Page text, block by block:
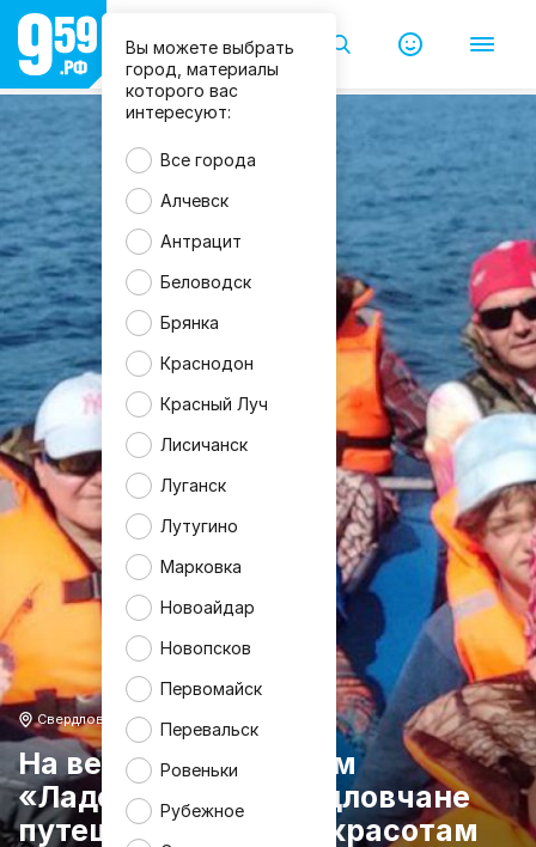
Вы можете выбрать
город, материалы
которого вас
интересуют:
Все города
Алчевск
Антрацит
Беловодск
Брянка
Краснодон
Красный Луч
Лисичанск
Луганск
Лутугино
Марковка
Новоайдар
Новопсков
Первомайск
Перевальск
Ровеньки
Рубежное
Свердловск
На веслах по заливам
«Ладоги». Как свердловчане
путешествовали по красотам